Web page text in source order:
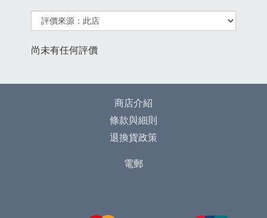
尚未有任何評價
商店介紹
條款與細則
退換貨政策
電郵